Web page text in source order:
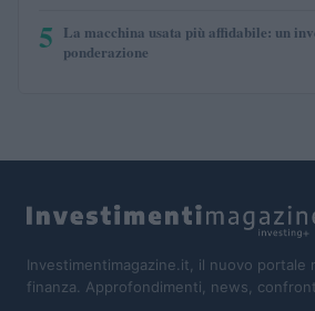
5 La macchina usata più affidabile: un
ponderazione
Investimentimagazine.it, il nuovo portale
finanza. Approfondimenti, news,